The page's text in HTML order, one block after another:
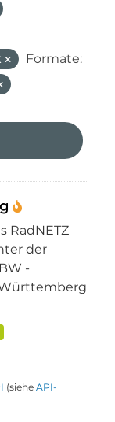
Formate:
RadNETZ
der
-
(siehe API-